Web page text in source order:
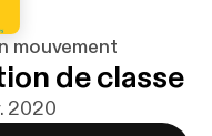
mouvement
de classe
2020